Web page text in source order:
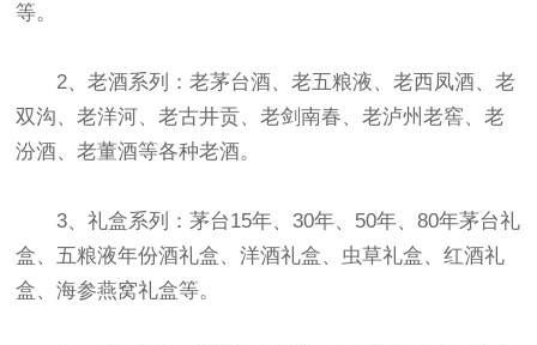
等。
2、老酒系列：老茅台酒、老五粮液、老西凤酒、老
双沟、老洋河、老古井贡、老剑南春、老泸州老窖、老
汾酒、老董酒等各种老酒。
3、礼盒系列：茅台15年、30年、50年、80年茅台礼
盒、五粮液年份酒礼盒、洋酒礼盒、虫草礼盒、红酒礼
盒、海参燕窝礼盒等。